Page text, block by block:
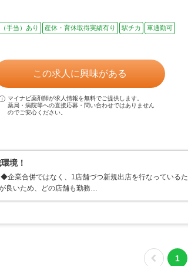
手当）あり 産休・育休取得実績有り 駅チカ
車通勤可
この求人に興味がある
マイナビ薬剤師が求人情報を無料でご提供します。
薬局・病院等への直接応募・問い合わせではありません
のでご安心ください。
境！
企業合併ではなく、1店舗づつ新規出店を行なっているた
良いため、どの店舗も勤務…
1